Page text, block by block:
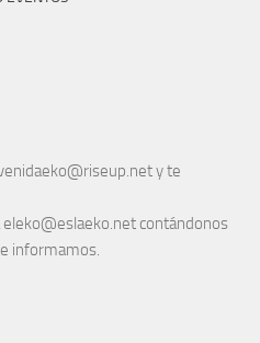
y te
eleko@eslaeko.net contándonos
informamos.